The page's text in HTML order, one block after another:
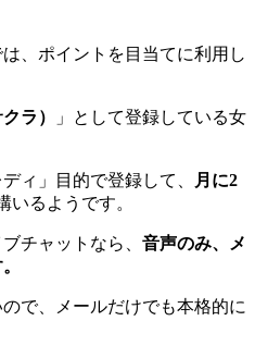
、ポイントを目当てに利用し
ラ）
」として登録している女
ィ」目的で登録して、
月に2
いるようです。
チャットなら、 音声のみ、メ
で、メールだけでも本格的に